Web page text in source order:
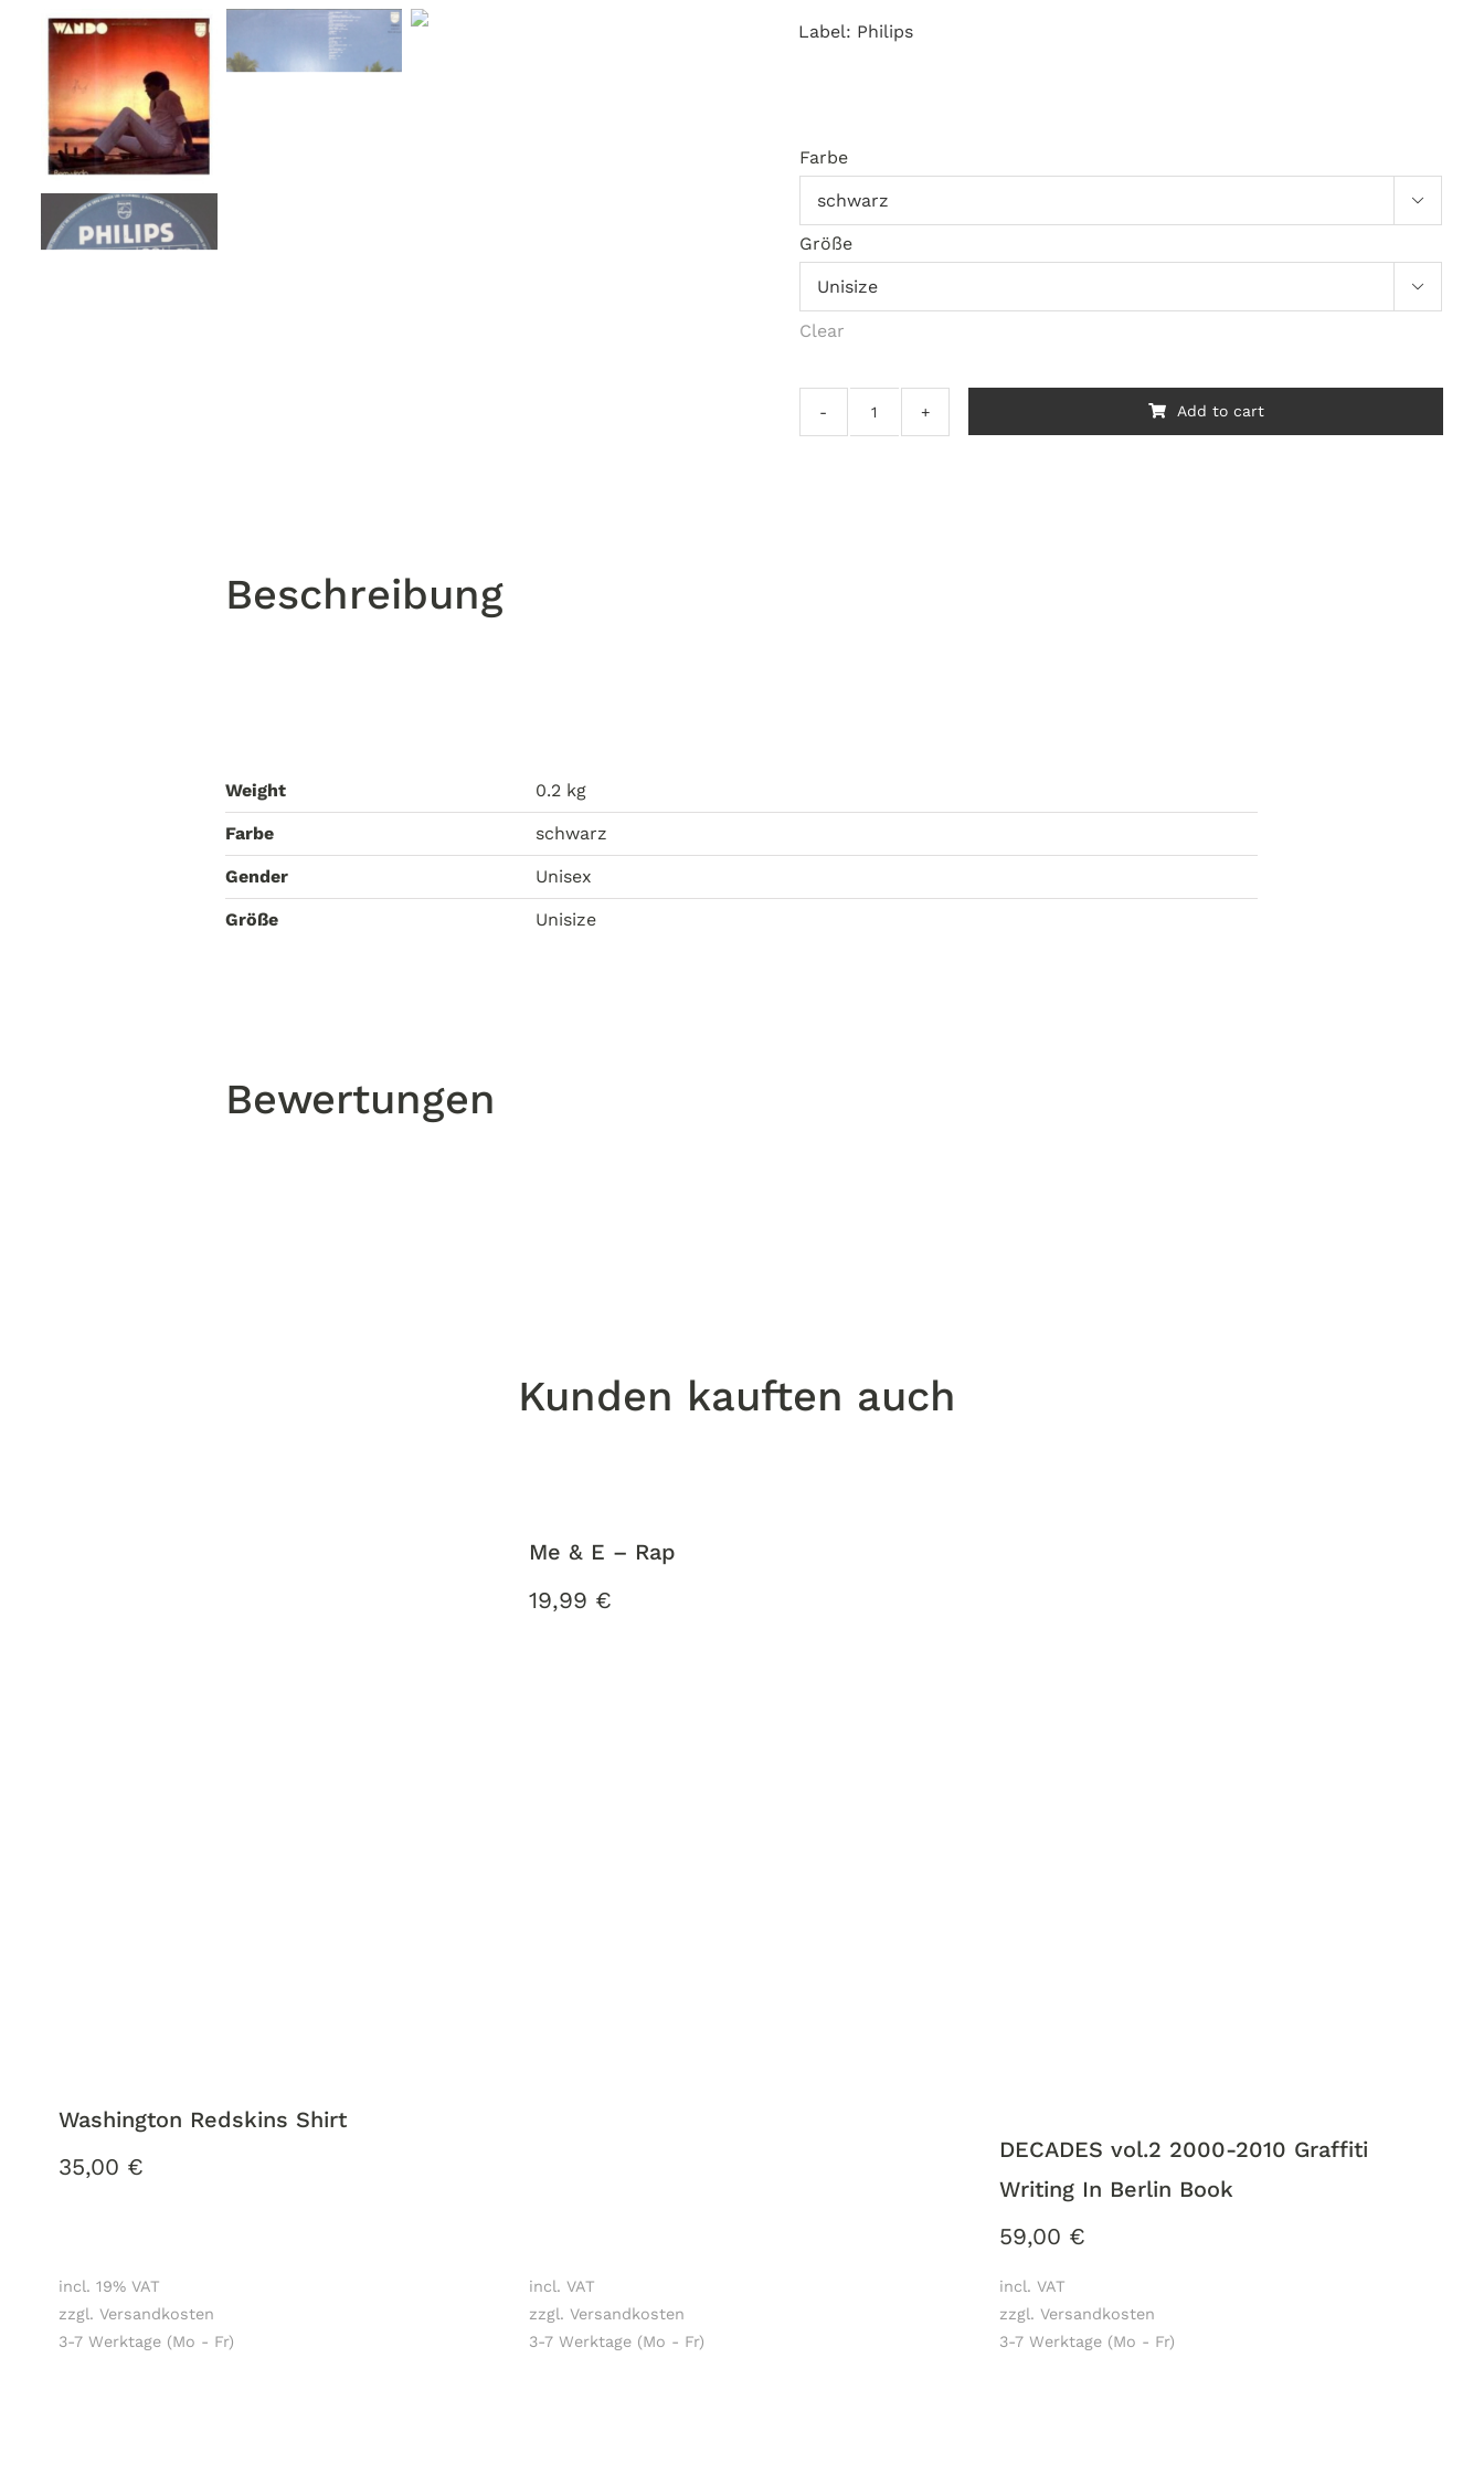
Label: Philips
Farbe

Größe

Clear
Wando
Add to cart
Beschreibung
Weight 0.2 kg
Farbe schwarz
Gender Unisex
Größe Unisize
Bewertungen
Kunden kauften auch
Washington Redskins Shirt
35,00 €
incl. 19% VAT
zzgl. Versandkosten
3-7 Werktage (Mo - Fr)
Me & E – Rap
19,99 €
incl. VAT
zzgl. Versandkosten
3-7 Werktage (Mo - Fr)
DECADES vol.2 2000-2010 Graffiti
Writing In Berlin Book
59,00 €
incl. VAT
zzgl. Versandkosten
3-7 Werktage (Mo - Fr)